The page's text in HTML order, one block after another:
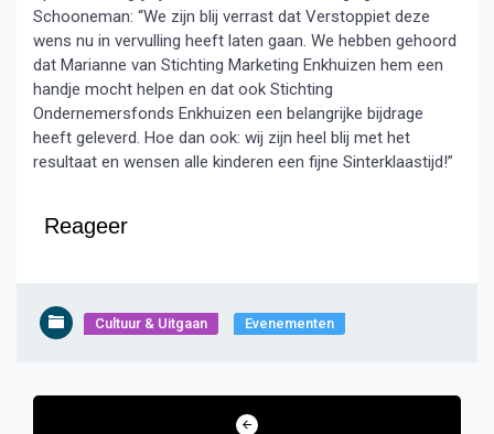
Schooneman: “We zijn blij verrast dat Verstoppiet deze
wens nu in vervulling heeft laten gaan. We hebben gehoord
dat Marianne van Stichting Marketing Enkhuizen hem een
handje mocht helpen en dat ook Stichting
Ondernemersfonds Enkhuizen een belangrijke bijdrage
heeft geleverd. Hoe dan ook: wij zijn heel blij met het
resultaat en wensen alle kinderen een fijne Sinterklaastijd!”
Reageer
Cultuur & Uitgaan Evenementen
Bericht